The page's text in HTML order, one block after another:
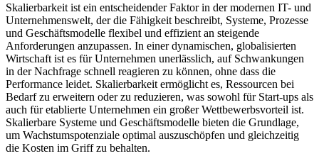
Skalierbarkeit ist ein entscheidender Faktor in der modernen IT- und
Unternehmenswelt, der die Fähigkeit beschreibt, Systeme, Prozesse
und Geschäftsmodelle flexibel und effizient an steigende
Anforderungen anzupassen. In einer dynamischen, globalisierten
Wirtschaft ist es für Unternehmen unerlässlich, auf Schwankungen
in der Nachfrage schnell reagieren zu können, ohne dass die
Performance leidet. Skalierbarkeit ermöglicht es, Ressourcen bei
Bedarf zu erweitern oder zu reduzieren, was sowohl für Start-ups als
auch für etablierte Unternehmen ein großer Wettbewerbsvorteil ist.
Skalierbare Systeme und Geschäftsmodelle bieten die Grundlage,
um Wachstumspotenziale optimal auszuschöpfen und gleichzeitig
die Kosten im Griff zu behalten.